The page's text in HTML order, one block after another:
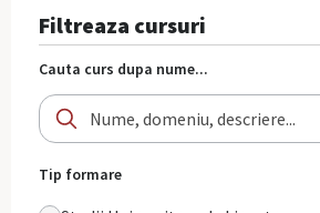
Filtreaza cursuri
Cauta curs dupa nume...
Tip formare